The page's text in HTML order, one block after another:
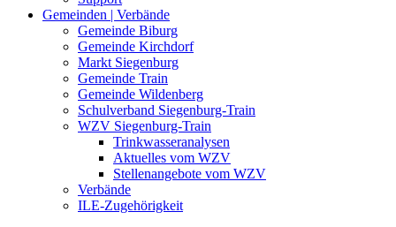
Gemeinden | Verbände
Gemeinde Biburg
Gemeinde Kirchdorf
Markt Siegenburg
Gemeinde Train
Gemeinde Wildenberg
Schulverband Siegenburg-Train
WZV Siegenburg-Train
Trinkwasseranalysen
Aktuelles vom WZV
Stellenangebote vom WZV
Verbände
ILE-Zugehörigkeit